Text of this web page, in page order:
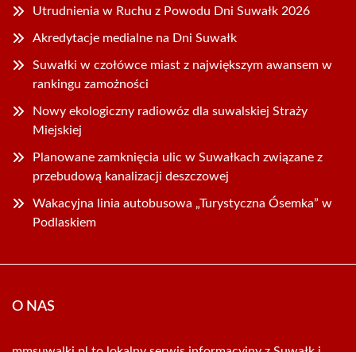
Utrudnienia w Ruchu z Powodu Dni Suwałk 2026
Akredytacje medialne na Dni Suwałk
Suwałki w czołówce miast z największym awansem w
rankingu zamożności
Nowy ekologiczny radiowóz dla suwalskiej Straży
Miejskiej
Planowane zamknięcia ulic w Suwałkach związane z
przebudową kanalizacji deszczowej
Wakacyjna linia autobusowa „Turystyczna Ósemka” w
Podlaskiem
O NAS